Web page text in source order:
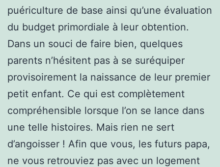
puériculture de base ainsi qu’une évaluation
du budget primordiale à leur obtention.
Dans un souci de faire bien, quelques
parents n’hésitent pas à se suréquiper
provisoirement la naissance de leur premier
petit enfant. Ce qui est complètement
compréhensible lorsque l’on se lance dans
une telle histoires. Mais rien ne sert
d’angoisser ! Afin que vous, les futurs papa,
ne vous retrouviez pas avec un logement